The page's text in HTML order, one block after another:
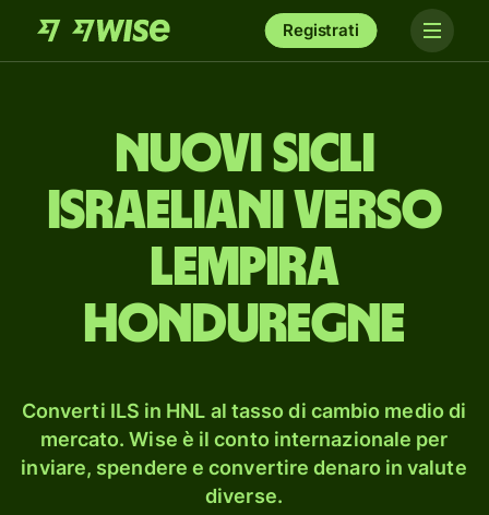
Registrati
nuovi sicli
israeliani verso
lempira
honduregne
Converti ILS in HNL al tasso di cambio medio di
mercato. Wise è il conto internazionale per
inviare, spendere e convertire denaro in valute
diverse.